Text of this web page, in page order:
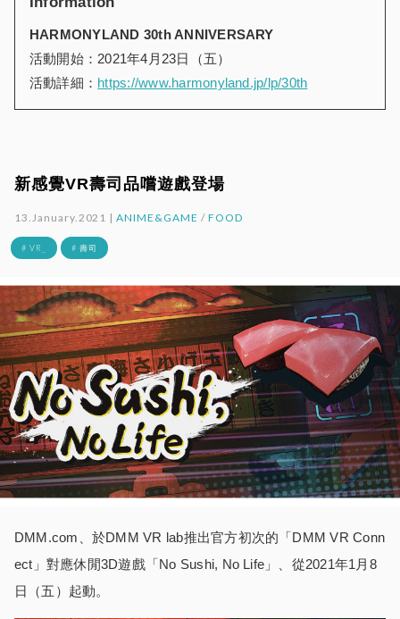
HARMONYLAND 30th ANNIVERSARY
活動開始：2021年4月23日（五）
活動詳細： https://www.harmonyland.jp/lp/30th
新感覺VR壽司品嚐遊戲登場
13.January.2021 |ANIME&GAME / FOOD
# VR_ # 壽司
DMM.com、於DMM VR lab推出官方初次的「DMM VR Conn
ect」對應休閒3D遊戲「No Sushi, No Life」、從2021年1月8
日（五）起動。